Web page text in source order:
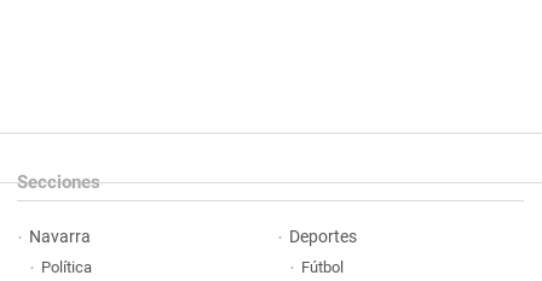
Secciones
Navarra
Política
Deportes
Fútbol